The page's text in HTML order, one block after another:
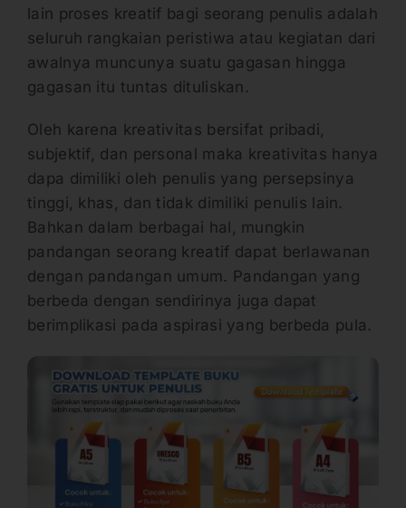
lain proses kreatif bagi seorang penulis adalah
seluruh rangkaian peristiwa atau kegiatan dari
awalnya muncunya suatu gagasan hingga
gagasan itu tuntas dituliskan.
Oleh karena kreativitas bersifat pribadi,
subjektif, dan personal maka kreativitas hanya
dapa dimiliki oleh penulis yang persepsinya
tinggi, khas, dan tidak dimiliki penulis lain.
Bahkan dalam berbagai hal, mungkin
pandangan seorang kreatif dapat berlawanan
dengan pandangan umum. Pandangan yang
berbeda dengan sendirinya juga dapat
berimplikasi pada aspirasi yang berbeda pula.